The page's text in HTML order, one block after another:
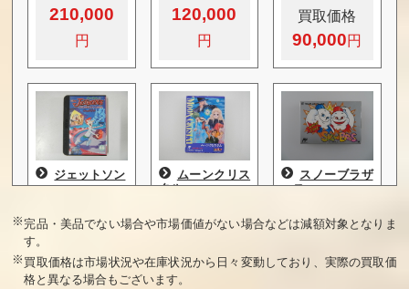
210,000 120,000 買取価格
90,000
ジェットソン
買取価格
ムーンクリス
タル
買取価格
スノーブラザ
ース
買取価格
※完品・美品でない場合や市場価値がない場合などは減額対象となりま
す。
※ 買取価格は市場状況や在庫状況から日々変動しており、実際の買取価
格と異なる場合もございます。